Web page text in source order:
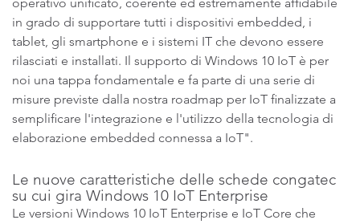
in grado di supportare tutti i dispositivi embedded, i
tablet, gli smartphone e i sistemi IT che devono essere
rilasciati e installati. Il supporto di Windows 10 IoT è per
noi una tappa fondamentale e fa parte di una serie di
misure previste dalla nostra roadmap per IoT finalizzate a
semplificare l'integrazione e l'utilizzo della tecnologia di
elaborazione embedded connessa a IoT".
Le nuove caratteristiche delle schede congatec
su cui gira Windows 10 IoT Enterprise
Le versioni Windows 10 IoT Enterprise e IoT Core che